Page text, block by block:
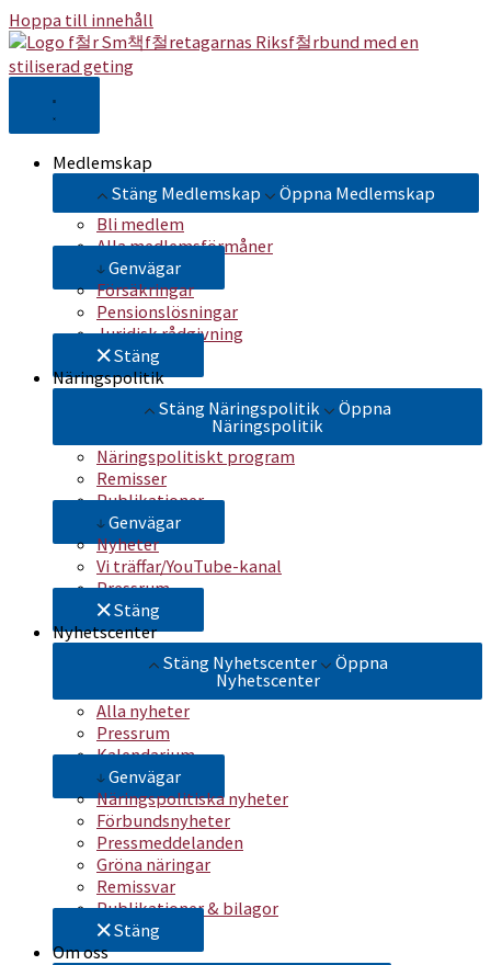
Hoppa till innehåll
Medlemskap
Stäng Medlemskap
Öppna Medlemskap
Bli medlem
Alla medlemsförmåner
Genvägar
Försäkringar
Pensionslösningar
Juridisk rådgivning
Stäng
Näringspolitik
Stäng Näringspolitik
Öppna
Näringspolitik
Näringspolitiskt program
Remisser
Publikationer
Genvägar
Nyheter
Vi träffar/YouTube-kanal
Pressrum
Stäng
Nyhetscenter
Stäng Nyhetscenter
Öppna
Nyhetscenter
Alla nyheter
Pressrum
Kalendarium
Genvägar
Näringspolitiska nyheter
Förbundsnyheter
Pressmeddelanden
Gröna näringar
Remissvar
Publikationer & bilagor
Stäng
Om oss